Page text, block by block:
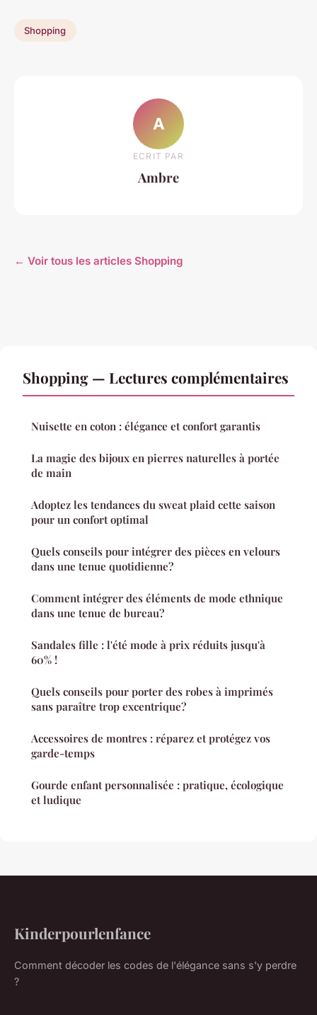
Shopping
A
ECRIT PAR
Ambre
← Voir tous les articles Shopping
Shopping — Lectures complémentaires
Nuisette en coton : élégance et confort garantis
La magie des bijoux en pierres naturelles à portée
de main
Adoptez les tendances du sweat plaid cette saison
pour un confort optimal
Quels conseils pour intégrer des pièces en velours
dans une tenue quotidienne?
Comment intégrer des éléments de mode ethnique
dans une tenue de bureau?
Sandales fille : l'été mode à prix réduits jusqu'à
60% !
Quels conseils pour porter des robes à imprimés
sans paraître trop excentrique?
Accessoires de montres : réparez et protégez vos
garde-temps
Gourde enfant personnalisée : pratique, écologique
et ludique
Kinderpourlenfance
Comment décoder les codes de l'élégance sans s'y perdre
?